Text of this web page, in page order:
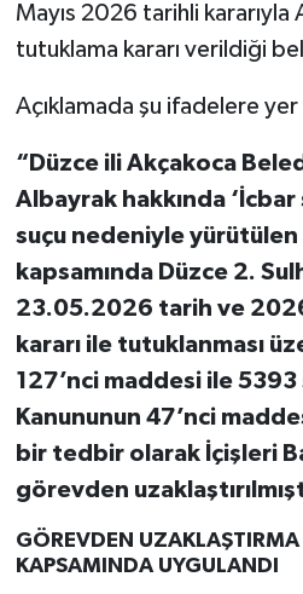
Mayıs 2026 tarihli kararıyla
tutuklama kararı verildiği
Açıklamada şu ifadelere
“Düzce ili Akçakoca
Albayrak hakkında
suçu nedeniyle
kapsamında Düzce 2.
23.05.2026 tarih ve
kararı ile tutuklanması
127’nci maddesi ile 5393
Kanununun 47’nci
bir tedbir olarak İçişleri
görevden
GÖREVDEN
KAPSAMINDA UYGULANDI